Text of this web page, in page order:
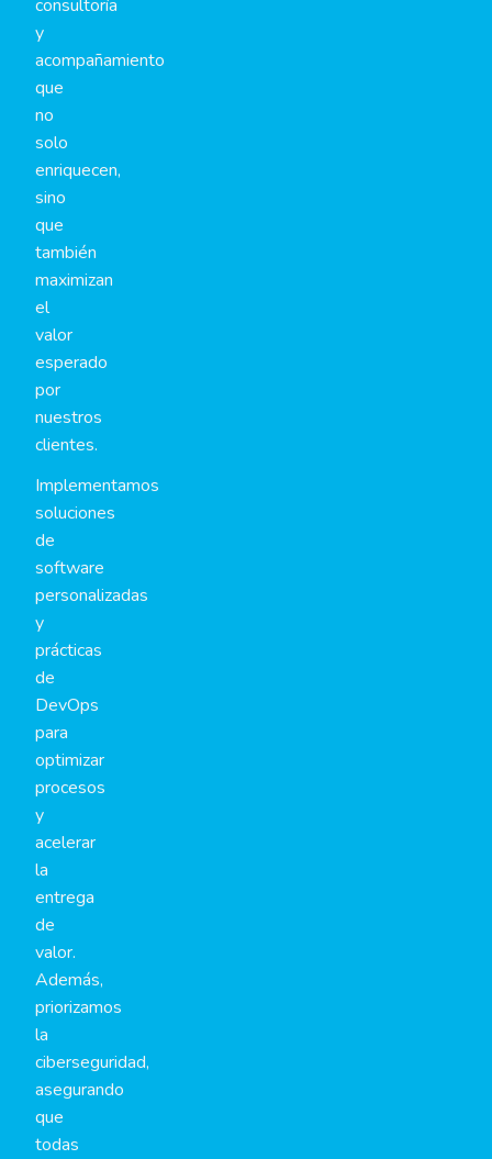
consultoría
y
acompañamiento
que
no
solo
enriquecen,
sino
que
también
maximizan
el
valor
esperado
por
nuestros
clientes.
Implementamos
soluciones
de
software
personalizadas
y
prácticas
de
DevOps
para
optimizar
procesos
y
acelerar
la
entrega
de
valor.
Además,
priorizamos
la
ciberseguridad,
asegurando
que
todas